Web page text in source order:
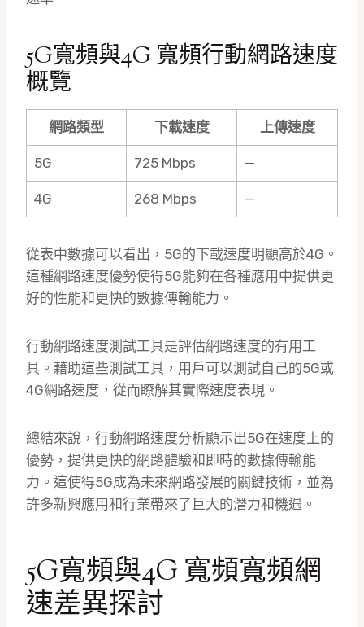
5G寬頻與4G 寬頻行動網路速度
概覽
網路類型 下載速度 上傳速度
5G 725 Mbps —
4G 268 Mbps —
從表中數據可以看出，5G的下載速度明顯高於4G。
這種網路速度優勢使得5G能夠在各種應用中提供更
好的性能和更快的數據傳輸能力。
行動網路速度測試工具是評估網路速度的有用工
具。藉助這些測試工具，用戶可以測試自己的5G或
4G網路速度，從而瞭解其實際速度表現。
總結來說，行動網路速度分析顯示出5G在速度上的
優勢，提供更快的網路體驗和即時的數據傳輸能
力。這使得5G成為未來網路發展的關鍵技術，並為
許多新興應用和行業帶來了巨大的潛力和機遇。
5G寬頻與4G 寬頻寬頻網
速差異探討